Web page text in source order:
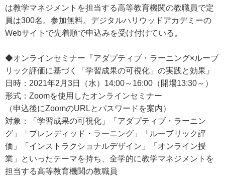
は教学マネジメントを担当する高等教育機関の教職員で定
員は300名。参加無料。デジタルハリウッドアカデミーの
Webサイトで先着順で申込みを受け付けている。
◆オンラインセミナー『アダプティブ・ラーニング×ルーブ
リック評価に基づく「学習成果の可視化」の実践と効果』
日時：2021年2月3日（水）14:00～16:00（開場13:30～）
形式：Zoomを使用したオンラインセミナー
（申込後にZoomのURLとパスワードを案内）
対象：「学習成果の可視化」「アダプティブ・ラーニン
グ」「ブレンディッド・ラーニング」「ルーブリック評
価」「インストラクショナルデザイン」「オンライン授
業」といったテーマを持ち、全学的に教学マネジメントを
担当する高等教育機関の教職員